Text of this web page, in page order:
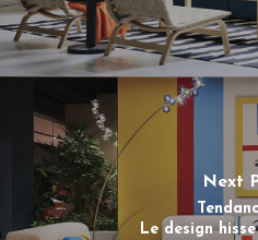
Next
Le design